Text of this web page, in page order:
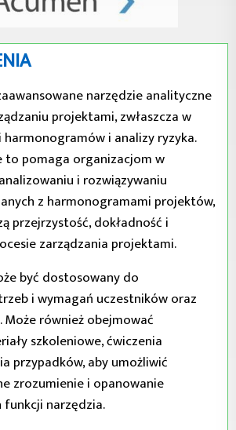
narzędzie analityczne
projektami, zwłaszcza w
i analizy ryzyka.
to pomaga organizacjom w
i rozwiązywaniu
z harmonogramami projektów,
przejrzystość, dokładność i
zarządzania projektami.
być dostosowany do
i wymagań uczestników oraz
również obejmować
szkoleniowe, ćwiczenia
przypadków, aby umożliwić
zrozumienie i opanowanie
funkcji narzędzia.